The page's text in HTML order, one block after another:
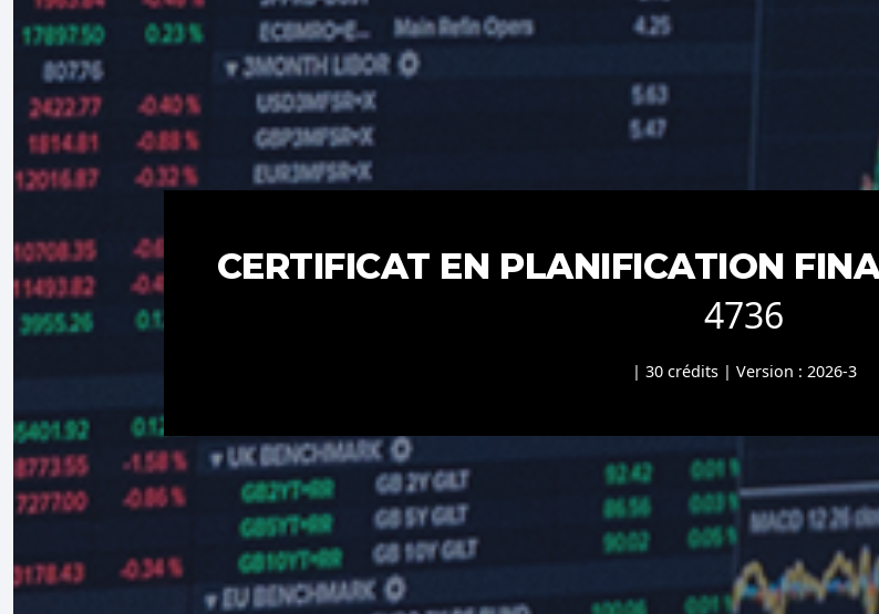
CERTIFICAT EN PLANIFICATION
4736
| 30 crédits | Version : 2026-3